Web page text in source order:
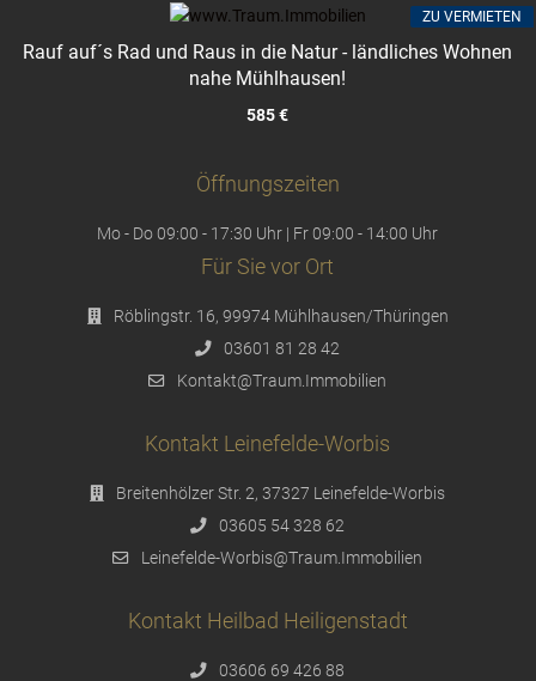
Rauf auf´s Rad und Raus in die Natur - ländliches Wohnen
nahe Mühlhausen!
585 €
ZU VERMIETEN
Öffnungszeiten
Mo - Do 09:00 - 17:30 Uhr | Fr 09:00 - 14:00 Uhr
Für Sie vor Ort
Röblingstr. 16, 99974 Mühlhausen/Thüringen
03601 81 28 42
Kontakt@Traum.Immobilien
Kontakt Leinefelde-Worbis
Breitenhölzer Str. 2, 37327 Leinefelde-Worbis
03605 54 328 62
Leinefelde-Worbis@Traum.Immobilien
Kontakt Heilbad Heiligenstadt
03606 69 426 88